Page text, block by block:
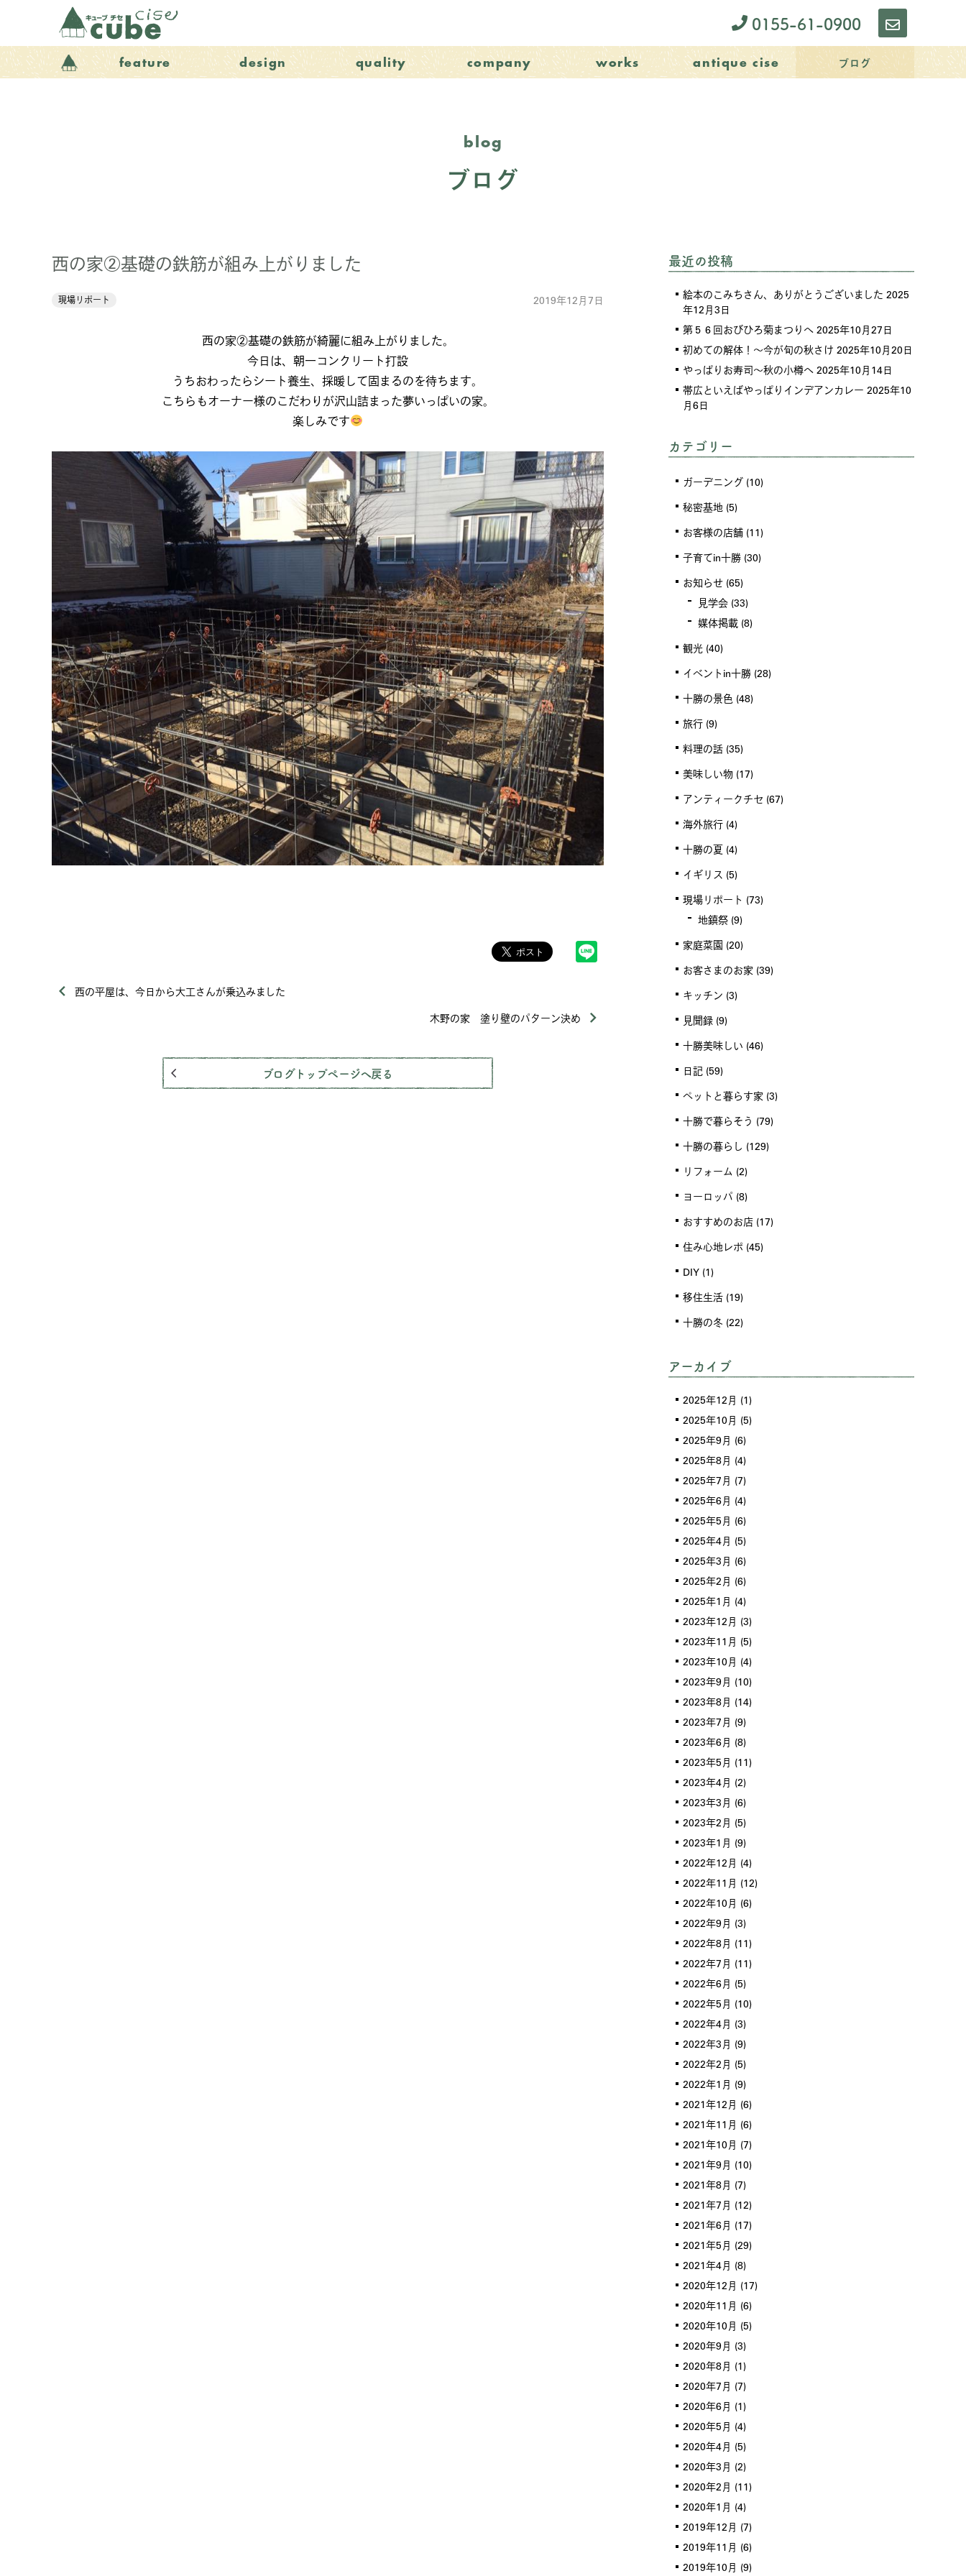
0155-61-0900 お
問
い
feature design quality company works antique cise ブログ
blog
ブログ
西の家②基礎の鉄筋が組み上がりました
現場リポート 2019年12月7日
西の家②基礎の鉄筋が綺麗に組み上がりました。
今日は、朝一コンクリート打設
うちおわったらシート養生、採暖して固まるのを待ちます。
こちらもオーナー様のこだわりが沢山詰まった夢いっぱいの家。
楽しみです
西の平屋は、今日から大工さんが乗込みました
木野の家 塗り壁のパターン決め
ブログトップページへ戻る
最近の投稿
絵本のこみちさん、ありがとうございました 2025
年12月3日
第５６回おびひろ菊まつりへ 2025年10月27日
初めての解体！～今が旬の秋さけ 2025年10月20日
やっぱりお寿司～秋の小樽へ 2025年10月14日
帯広といえばやっぱりインデアンカレー 2025年10
月6日
カテゴリー
ガーデニング (10)
秘密基地 (5)
お客様の店舗 (11)
子育てin十勝 (30)
お知らせ (65)
見学会 (33)
媒体掲載 (8)
観光 (40)
イベントin十勝 (28)
十勝の景色 (48)
旅行 (9)
料理の話 (35)
美味しい物 (17)
アンティークチセ (67)
海外旅行 (4)
十勝の夏 (4)
イギリス (5)
現場リポート (73)
地鎮祭 (9)
家庭菜園 (20)
お客さまのお家 (39)
キッチン (3)
見聞録 (9)
十勝美味しい (46)
日記 (59)
ペットと暮らす家 (3)
十勝で暮らそう (79)
十勝の暮らし (129)
リフォーム (2)
ヨーロッパ (8)
おすすめのお店 (17)
住み心地レポ (45)
DIY (1)
移住生活 (19)
十勝の冬 (22)
アーカイブ
2025年12月 (1)
2025年10月 (5)
2025年9月 (6)
2025年8月 (4)
2025年7月 (7)
2025年6月 (4)
2025年5月 (6)
2025年4月 (5)
2025年3月 (6)
2025年2月 (6)
2025年1月 (4)
2023年12月 (3)
2023年11月 (5)
2023年10月 (4)
2023年9月 (10)
2023年8月 (14)
2023年7月 (9)
2023年6月 (8)
2023年5月 (11)
2023年4月 (2)
2023年3月 (6)
2023年2月 (5)
2023年1月 (9)
2022年12月 (4)
2022年11月 (12)
2022年10月 (6)
2022年9月 (3)
2022年8月 (11)
2022年7月 (11)
2022年6月 (5)
2022年5月 (10)
2022年4月 (3)
2022年3月 (9)
2022年2月 (5)
2022年1月 (9)
2021年12月 (6)
2021年11月 (6)
2021年10月 (7)
2021年9月 (10)
2021年8月 (7)
2021年7月 (12)
2021年6月 (17)
2021年5月 (29)
2021年4月 (8)
2020年12月 (17)
2020年11月 (6)
2020年10月 (5)
2020年9月 (3)
2020年8月 (1)
2020年7月 (7)
2020年6月 (1)
2020年5月 (4)
2020年4月 (5)
2020年3月 (2)
2020年2月 (11)
2020年1月 (4)
2019年12月 (7)
2019年11月 (6)
2019年10月 (9)